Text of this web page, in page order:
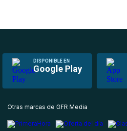
DISPONIBLE EN
Google Play
Otras marcas de GFR Media